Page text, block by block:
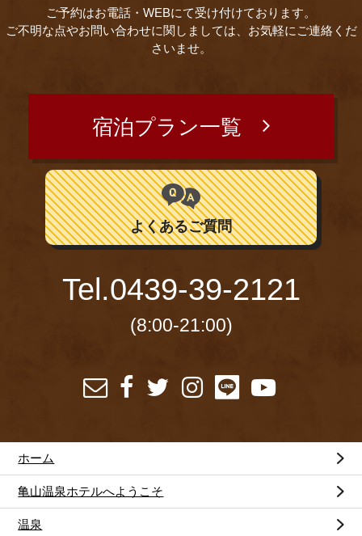
ご予約はお電話・WEBにて受け付けております。
ご不明な点やお問い合わせに関しましては、お気軽にご連絡くだ
さいませ。
宿泊プラン一覧
よくあるご質問
Tel.0439-39-2121
(8:00-21:00)
ホーム
亀山温泉ホテルへようこそ
温泉